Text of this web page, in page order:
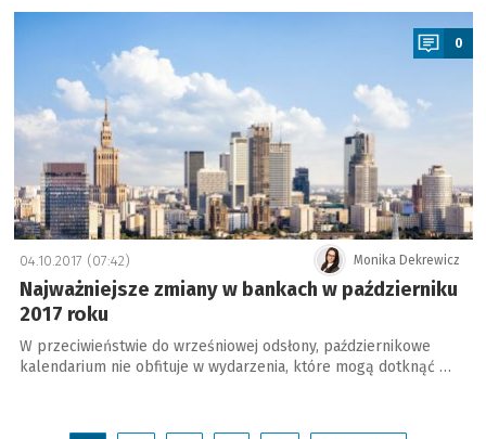
a
0
Monika Dekrewicz
04.10.2017 (07:42)
Najważniejsze zmiany w bankach w październiku
2017 roku
W przeciwieństwie do wrześniowej odsłony, październikowe
kalendarium nie obfituje w wydarzenia, które mogą dotknąć …